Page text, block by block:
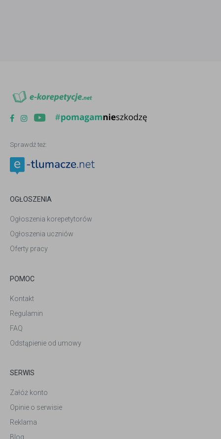
Sprawdź też:
OGŁOSZENIA
Ogłoszenia korepetytorów
Ogłoszenia uczniów
Oferty pracy
POMOC
Kontakt
Regulamin
FAQ
Odstąpienie od umowy
SERWIS
Załóż konto
Opinie o serwisie
Reklama
Blog